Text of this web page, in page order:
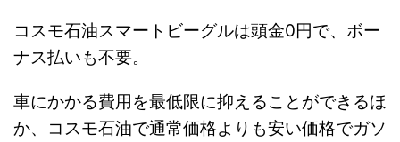
コスモ石油スマートビーグルは頭金0円で、ボー
ナス払いも不要。
車にかかる費用を最低限に抑えることができるほ
か、コスモ石油で通常価格よりも安い価格でガソ